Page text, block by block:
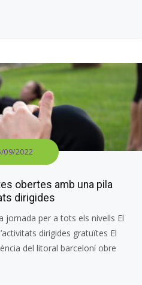
09/2022
obertes amb una pila
dirigides
jornada per a tots els nivells El
dirigides gratuïtes El
del litoral barceloní obre